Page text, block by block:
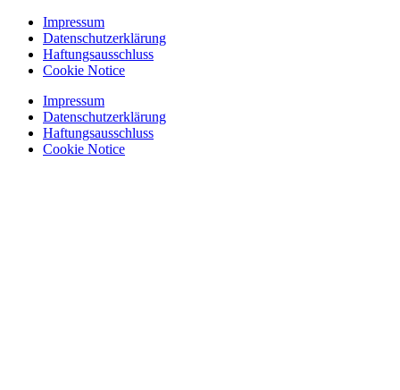
Zum
Inhalt
springen
Impressum
Datenschutzerklärung
Haftungsausschluss
Cookie Notice
Impressum
Datenschutzerklärung
Haftungsausschluss
Cookie Notice